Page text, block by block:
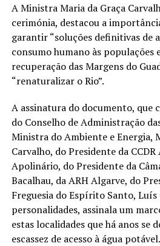
A Ministra Maria da Graça
cerimónia, destacou a
garantir “soluções definitivas de
consumo humano às populações
recuperação das Margens do
“renaturalizar o Rio”.
A assinatura do documento, que
do Conselho de Administração
Ministra do Ambiente e Energia,
Carvalho, do Presidente da CCDR
Apolinário, do Presidente da
Bacalhau, da ARH Algarve, do
Freguesia do Espírito Santo,
personalidades, assinala um
estas localidades que há anos se
escassez de acesso à água potável.